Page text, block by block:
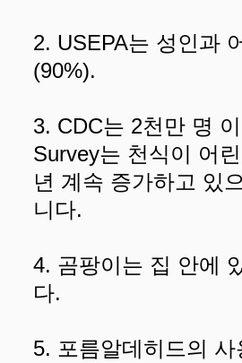
2. USEPA는 성인과
(90%).
3. CDC는 2천만 명
Survey는 천식이 어
년 계속 증가하고 있
니다.
4. 곰팡이는 집 안에
다.
5. 포름알데히드의